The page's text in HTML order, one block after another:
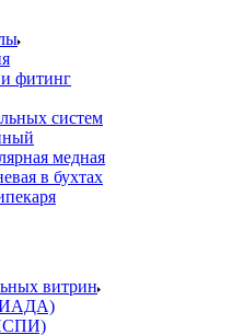
фитинг
систем
медная
в бухтах
витрин